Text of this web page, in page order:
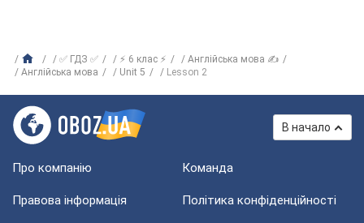
✅ ГДЗ ✅ ⚡ 6 клас ⚡
Англійська мова ✍
Англійська мова
Unit 5 Lesson 2
В начало
Про компанію Команда
Правова інформація Політика конфіденційності